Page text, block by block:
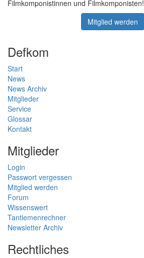
Filmkomponistinnen und Filmkomponisten!
Mitglied werden
Defkom
Start
News
News Archiv
Mitglieder
Service
Glossar
Kontakt
Mitglieder
Login
Passwort vergessen
Mitglied werden
Forum
Wissenswert
Tantiemenrechner
Newsletter Archiv
Rechtliches